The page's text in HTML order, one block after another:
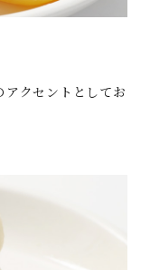
アクセントとしてお